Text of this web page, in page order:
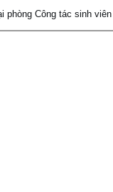
phòng Công tác sinh viên